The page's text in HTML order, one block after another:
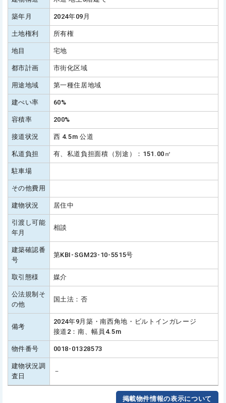
築年月 2024年09月
土地権利 所有権
地目 宅地
都市計画 市街化区域
用途地域 第一種住居地域
建ぺい率 60%
容積率 200%
接道状況 西 4.5m 公道
私道負担 有、私道負担面積（別途）：151.00㎡
駐車場
その他費用
建物状況 居住中
引渡し可能
年月
相談
建築確認番
号
第KBI-SGM23-10-5515号
取引態様 媒介
公法規制そ
の他
国土法：否
備考
2024年9月築・南西角地・ビルトインガレージ
接道2：南、幅員4.5m
物件番号 0018-01328573
建物状況調
査日
－
掲載物件情報の表示について